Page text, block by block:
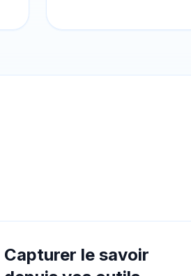
Capturer le savoir